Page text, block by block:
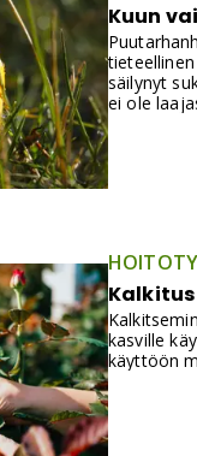
Kuun
säilynyt
ei ole
kasville
käyttöön